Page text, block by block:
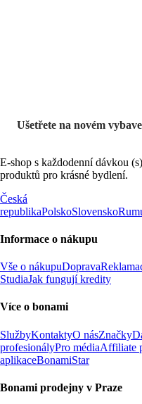
Ušetřete na novém
E-shop s každodenní dávkou
produktů pro krásné bydlení.
Česká
republikaPolskoSlovensko
Informace o nákupu
Vše o nákupuDoprava
StudiaJak fungují kredity
Více o bonami
SlužbyKontaktyO násZnačky
profesionályPro médiaAffiliate
aplikaceBonamiStar
Bonami prodejny v Praze